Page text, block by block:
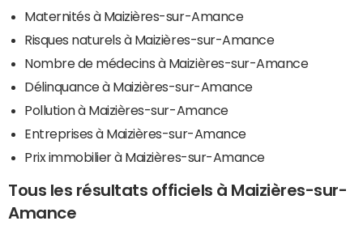
Maternités à Maizières-sur-Amance
Risques naturels à Maizières-sur-Amance
Nombre de médecins à Maizières-sur-Amance
Délinquance à Maizières-sur-Amance
Pollution à Maizières-sur-Amance
Entreprises à Maizières-sur-Amance
Prix immobilier à Maizières-sur-Amance
Tous les résultats officiels à Maizières-sur-
Amance